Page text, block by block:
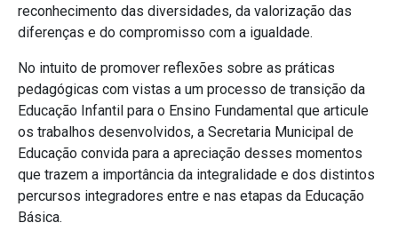
reconhecimento das diversidades, da valorização das
diferenças e do compromisso com a igualdade.
No intuito de promover reflexões sobre as práticas
pedagógicas com vistas a um processo de transição da
Educação Infantil para o Ensino Fundamental que articule
os trabalhos desenvolvidos, a Secretaria Municipal de
Educação convida para a apreciação desses momentos
que trazem a importância da integralidade e dos distintos
percursos integradores entre e nas etapas da Educação
Básica.